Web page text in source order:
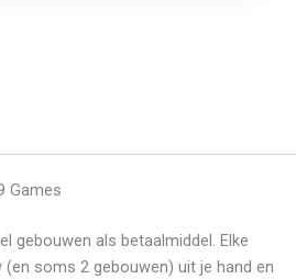
Games
gebouwen als betaalmiddel. Elke
soms 2 gebouwen) uit je hand en